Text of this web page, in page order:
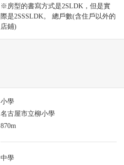
※房型的書寫方式是2SLDK，但是實
際是2SSSLDK。 總戶數(含住戶以外的
店鋪)
小學
名古屋市立柳小學
870m
中學